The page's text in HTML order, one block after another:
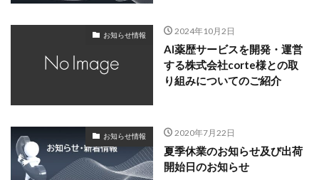
お知らせ情報 2024年10月2日
AI薬歴サービスを開発・運営
する株式会社corte様との取
り組みについてのご紹介
お知らせ情報 2020年7月22日
夏季休業のお知らせ及び出荷
開始日のお知らせ